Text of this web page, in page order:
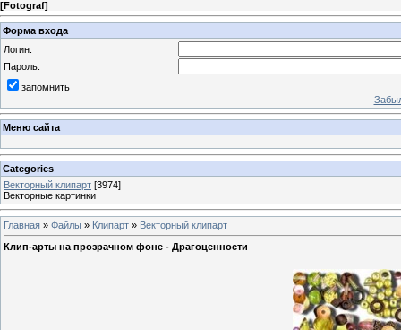
[Fotograf]
Форма входа
Логин:
Пароль:
запомнить
Меню сайта
Categories
Векторный клипарт [3974]
Векторные картинки
Главная » Файлы » Клипарт » Векторный клипарт
Клип-арты на прозрачном фоне - Драгоценности